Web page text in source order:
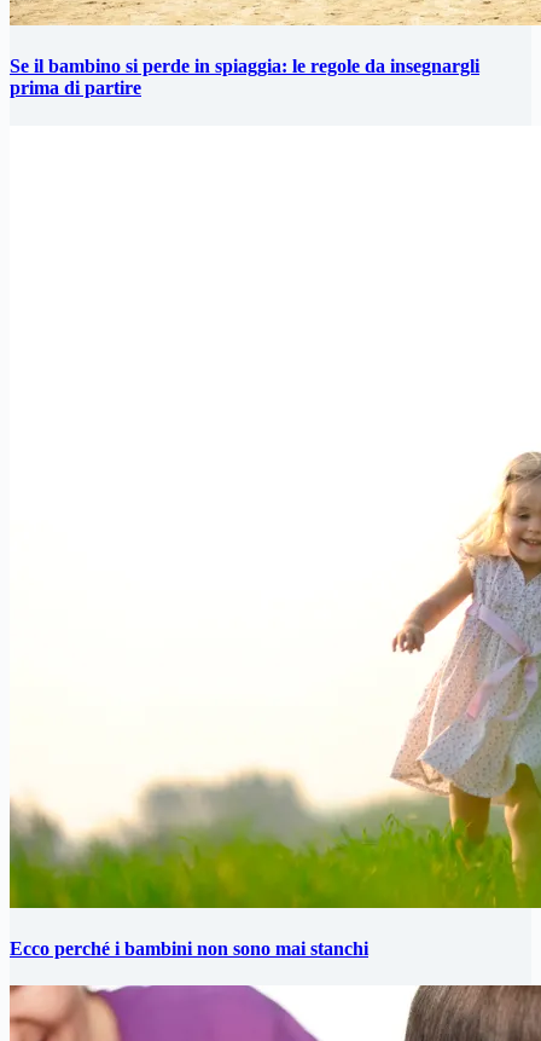
Se il bambino si perde in spiaggia: le regole da insegnargli
prima di partire
Ecco perché i bambini non sono mai stanchi